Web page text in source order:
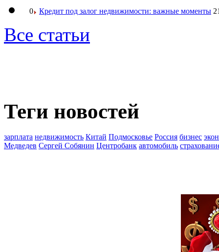
0 Кредит под залог недвижимости: важные моменты
Все статьи
Теги новостей
зарплата недвижимость Китай Подмосковье Россия бизнес
Медведев Сергей Собянин Центробанк автомобиль